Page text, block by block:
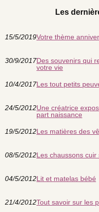
Les
15/5/2019Votre thème
30/9/2017Des souvenirs qui
votre vie
10/4/2017Les tout petits
24/5/2012Une créatrice
part naissance
19/5/2012Les matières des
08/5/2012Les chaussons cuir
04/5/2012Lit et matelas bébé
21/4/2012Tout savoir sur les